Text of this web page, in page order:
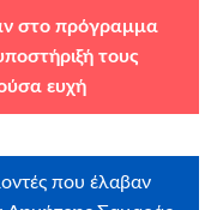
στο πρόγραμμα
τους
ευχή
που έλαβαν